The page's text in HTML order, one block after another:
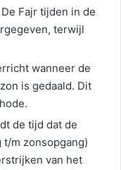
Fajr tijden in de
terwijl
wanneer de
is gedaald. Dit
de tijd dat de
m zonsopgang)
van het